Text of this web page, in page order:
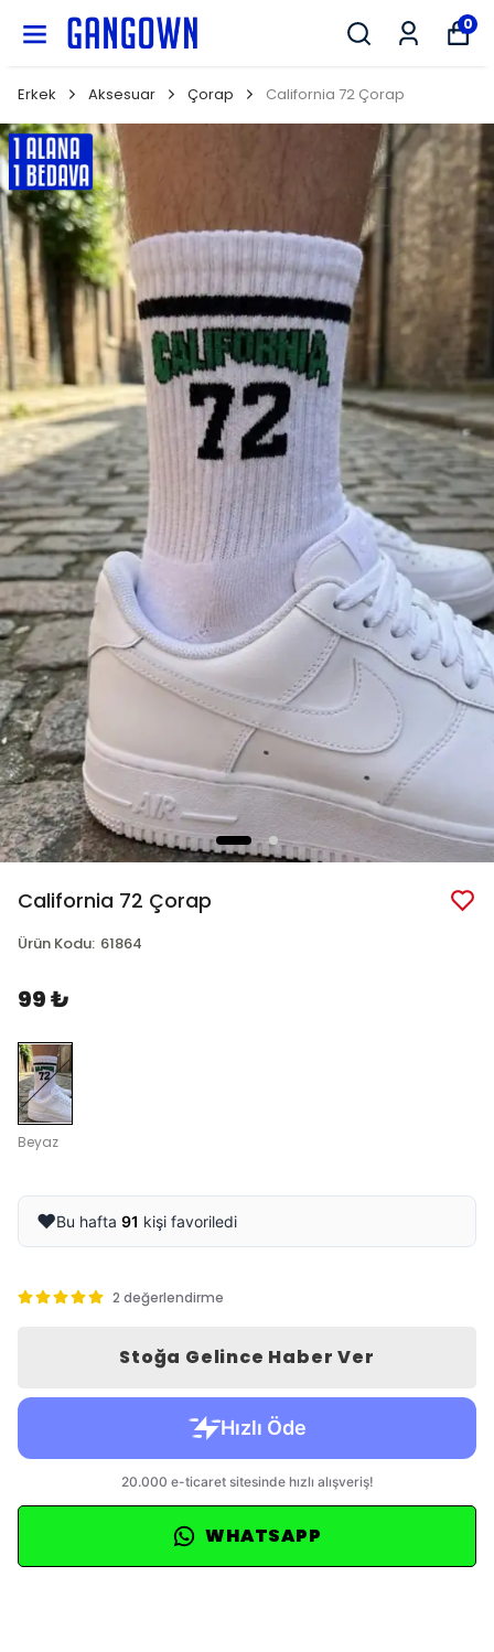
0
Erkek Aksesuar Çorap California 72 Çorap
California 72 Çorap
Ürün Kodu: 61864
99 ₺
Beyaz
❤️Bu hafta 91 kişi favoriledi
2 değerlendirme
Stoğa Gelince Haber Ver
WHATSAPP